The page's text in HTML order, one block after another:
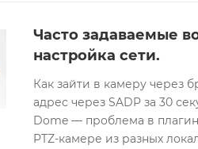
Часто задаваемые
настройка сети.
Как зайти в камеру через
адрес через SADP за 30
Dome — проблема в
PTZ-камере из разных